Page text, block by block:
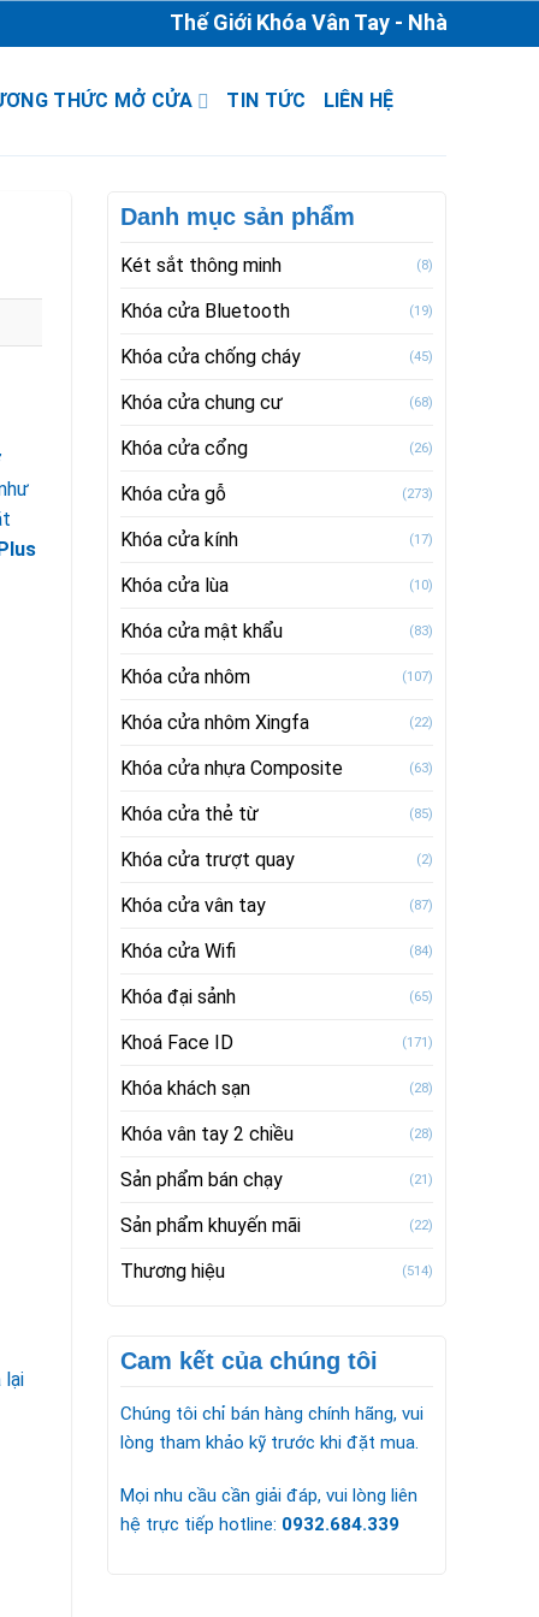
Thế Giới Khóa Vân Tay - Nhà Phân Phối
THỨC MỞ CỬA TIN TỨC LIÊN HỆ
lại
Danh mục sản phẩm
Két sắt thông minh (8)
Khóa cửa Bluetooth (19)
Khóa cửa chống cháy (45)
Khóa cửa chung cư (68)
Khóa cửa cổng (26)
Khóa cửa gỗ (273)
Khóa cửa kính (17)
Khóa cửa lùa (10)
Khóa cửa mật khẩu (83)
Khóa cửa nhôm (107)
Khóa cửa nhôm Xingfa (22)
Khóa cửa nhựa Composite (63)
Khóa cửa thẻ từ (85)
Khóa cửa trượt quay (2)
Khóa cửa vân tay (87)
Khóa cửa Wifi (84)
Khóa đại sảnh (65)
Khoá Face ID (171)
Khóa khách sạn (28)
Khóa vân tay 2 chiều (28)
Sản phẩm bán chạy (21)
Sản phẩm khuyến mãi (22)
Thương hiệu (514)
Cam kết của chúng tôi
Chúng tôi chỉ bán hàng chính hãng, vui
lòng tham khảo kỹ trước khi đặt mua.
Mọi nhu cầu cần giải đáp, vui lòng liên
hệ trực tiếp hotline: 0932.684.339